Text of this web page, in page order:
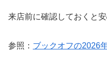
来店前に確認しておくと安
参照： ブックオフの2026